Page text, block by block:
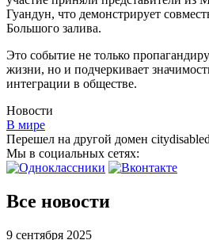
Гуандун, что демонстрирует
Большого залива.
Это событие не только
жизни, но и подчеркивает
интеграции в обществе.
Новости
В мире
Перешел на другой домен
Мы в социальных сетях:
Все новости
9 сентября 2025